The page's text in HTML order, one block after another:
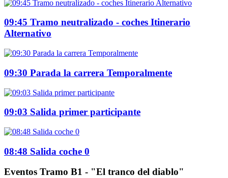
09:45 Tramo neutralizado - coches Itinerario
Alternativo
09:30 Parada la carrera Temporalmente
09:03 Salida primer participante
08:48 Salida coche 0
Eventos Tramo B1 - "El tranco del diablo"